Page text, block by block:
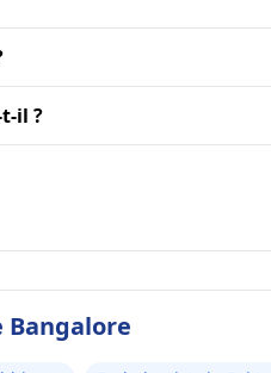
il ?
Bangalore